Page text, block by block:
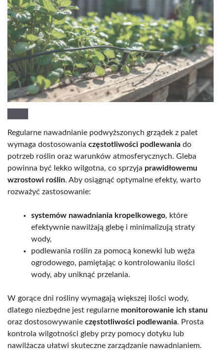
Regularne nawadnianie podwyższonych grządek z palet
wymaga dostosowania częstotliwości podlewania do
potrzeb roślin oraz warunków atmosferycznych. Gleba
powinna być lekko wilgotna, co sprzyja prawidłowemu
wzrostowi roślin. Aby osiągnąć optymalne efekty, warto
rozważyć zastosowanie:
systemów nawadniania kropelkowego, które
efektywnie nawilżają glebę i minimalizują straty
wody,
podlewania roślin za pomocą konewki lub węża
ogrodowego, pamiętając o kontrolowaniu ilości
wody, aby uniknąć przelania.
W gorące dni rośliny wymagają większej ilości wody,
dlatego niezbędne jest regularne monitorowanie ich stanu
oraz dostosowywanie częstotliwości podlewania. Prosta
kontrola wilgotności gleby przy pomocy dotyku lub
nawilżacza ułatwi skuteczne zarządzanie nawadnianiem.